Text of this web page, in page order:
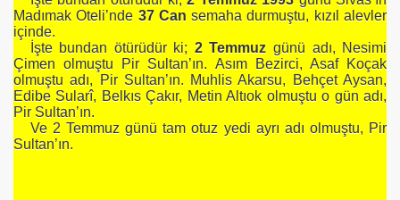
Madımak Oteli’nde 37 Cansemaha durmuştu, kızıl alevler
içinde.
İşte bundan ötürüdür ki; 2 Temmuz günü adı, Nesimi
Çimen olmuştu Pir Sultan’ın. Asım Bezirci, Asaf Koçak
olmuştu adı, Pir Sultan’ın. Muhlis Akarsu, Behçet Aysan,
Edibe Sularî, Belkıs Çakır, Metin Altıok olmuştu o gün adı,
Pir Sultan’ın.
Ve 2 Temmuz günü tam otuz yedi ayrı adı olmuştu, Pir
Sultan’ın.